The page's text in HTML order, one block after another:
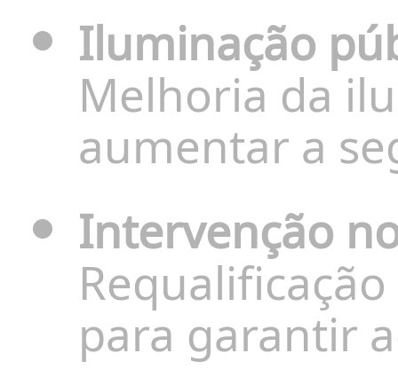
Iluminação
Melhoria da
aumentar a
Intervenção
para garantir